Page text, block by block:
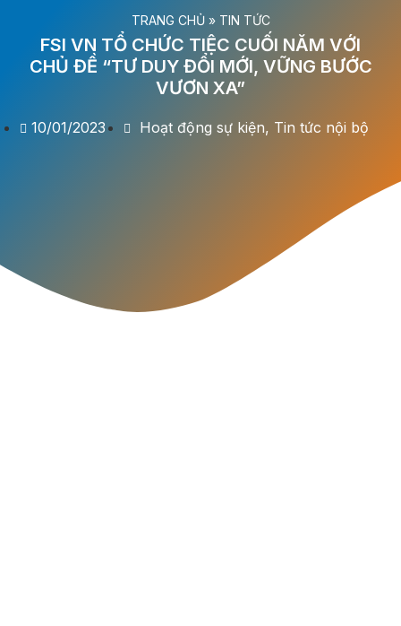
TRANG CHỦ» TIN TỨC
FSI VN TỔ CHỨC TIỆC CUỐI NĂM VỚI
CHỦ ĐỀ “TƯ DUY ĐỔI MỚI, VỮNG BƯỚC
VƯƠN XA”
10/01/2023 Hoạt động sự kiện, Tin tức nội bộ